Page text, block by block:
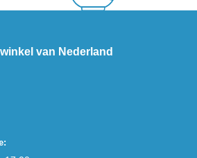
van Nederland